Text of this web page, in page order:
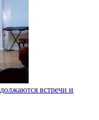
встречи и